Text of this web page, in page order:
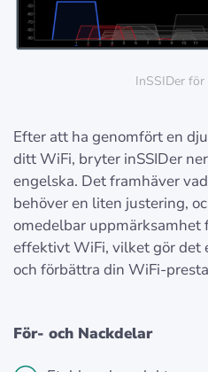
InSSIDer
Efter att ha genomfört en
ditt WiFi, bryter inSSIDer
engelska. Det framhäver
behöver en liten justering,
omedelbar uppmärksamhet
effektivt WiFi, vilket gör det
och förbättra din WiFi-
För- och Nackdelar